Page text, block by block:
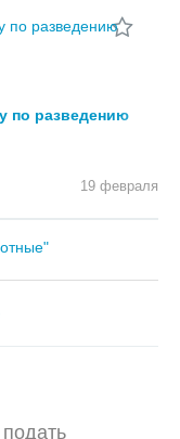
по разведению
19 февраля